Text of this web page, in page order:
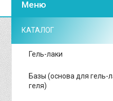
КАТАЛОГ
Гель-лаки
Базы (основа для гель-
геля)